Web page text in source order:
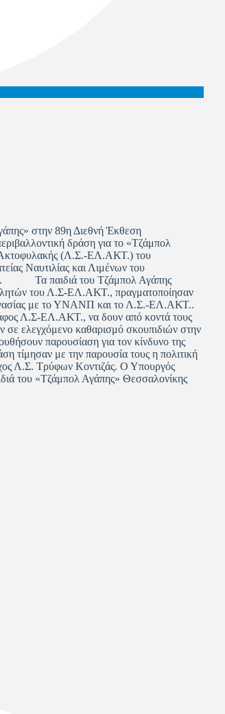
στην 89η Διεθνή Έκθεση
δράση για το «Τζάμπολ
Ακτοφυλακής (Λ.Σ.-ΕΛ.ΑΚΤ.) του
Ναυτιλίας και Λιμένων του
Τα παιδιά του Τζάμπολ Αγάπης
του Λ.Σ-ΕΛ.ΑΚΤ., πραγματοποίησαν
με το ΥΝΑΝΠ και το Λ.Σ.-ΕΛ.ΑΚΤ..
Λ.Σ-ΕΛ.ΑΚΤ., να δουν από κοντά τους
ελεγχόμενο καθαρισμό σκουπιδιών στην
παρουσίαση για τον κίνδυνο της
με την παρουσία τους η πολιτική
Λ.Σ. Τρύφων Κοντιζάς. Ο Υπουργός
του «Τζάμπολ Αγάπης» Θεσσαλονίκης